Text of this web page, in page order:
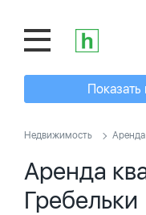
Недвижимость
Аренда
Гребельки